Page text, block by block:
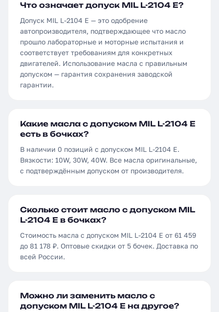
Что означает допуск MIL L-2104 E?
Допуск MIL L-2104 E — это одобрение
автопроизводителя, подтверждающее что масло
прошло лабораторные и моторные испытания и
соответствует требованиям для конкретных
двигателей. Использование масла с правильным
допуском — гарантия сохранения заводской
гарантии.
Какие масла с допуском MIL L-2104 E
есть в бочках?
В наличии 0 позиций с допуском MIL L-2104 E.
Вязкости: 10W, 30W, 40W. Все масла оригинальные,
с подтверждённым допуском от производителя.
Сколько стоит масло с допуском MIL
L-2104 E в бочках?
Стоимость масла с допуском MIL L-2104 E от 61 459
до 81 178 ₽. Оптовые скидки от 5 бочек. Доставка по
всей России.
Можно ли заменить масло с
допуском MIL L-2104 E на другое?